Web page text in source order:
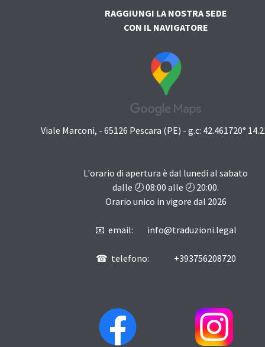
RAGGIUNGI LA NOSTRA SEDE
CON IL NAVIGATORE
Viale Marconi, - 65126 Pescara (PE) - g.c: 42.461720°
L'orario di apertura è dal lunedi al sabato
dalle 🕗08:00 alle 🕗 20:00.
Orario unico in vigore dal 2026
📧 email: info@traduzioni.legal
☎ telefono: +393756208720